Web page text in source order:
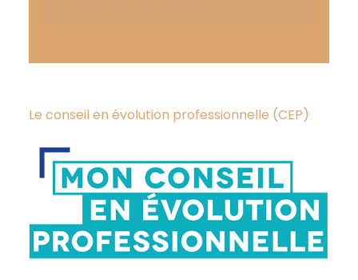
Le conseil en évolution professionnelle (CEP)